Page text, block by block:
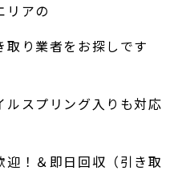
リアの
り業者をお探しです
スプリング入りも対応
！＆即日回収（引き取